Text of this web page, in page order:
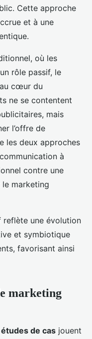
Cette approche
et à une
où les
rôle passif, le
cœur du
ne se contentent
mais
l’offre de
les deux approches
à
contre une
marketing
reflète une évolution
et symbiotique
favorisant ainsi
marketing
études de cas jouent